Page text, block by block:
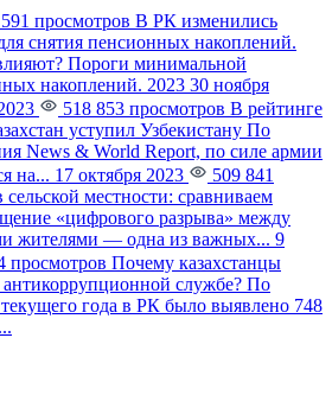
просмотров В РК изменились
снятия пенсионных накоплений.
Пороги минимальной
накоплений. 2023 30 ноября
518 853 просмотров В рейтинге
уступил Узбекистану По
News & World Report, по силе армии
на... 17 октября 2023
509 841
местности: сравниваем
«цифрового разрыва» между
жителями — одна из важных... 9
просмотров Почему казахстанцы
антикоррупционной службе? По
текущего года в РК было выявлено 748